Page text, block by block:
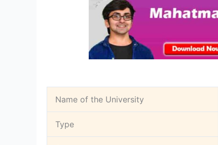
Name of the University
Type